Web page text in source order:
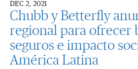
DEC 2, 2021
Chubb y Betterfly
regional para ofrecer
seguros e impacto
América Latina